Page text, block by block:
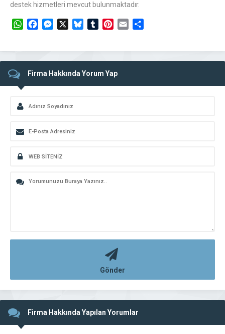
destek hizmetleri mevcut bulunmaktadır.
WhatsAppFacebookMessengerBlueskyTumblrPinterest
Email
Firma Hakkında Yorum Yap
Gönder
Firma Hakkında Yapılan Yorumlar